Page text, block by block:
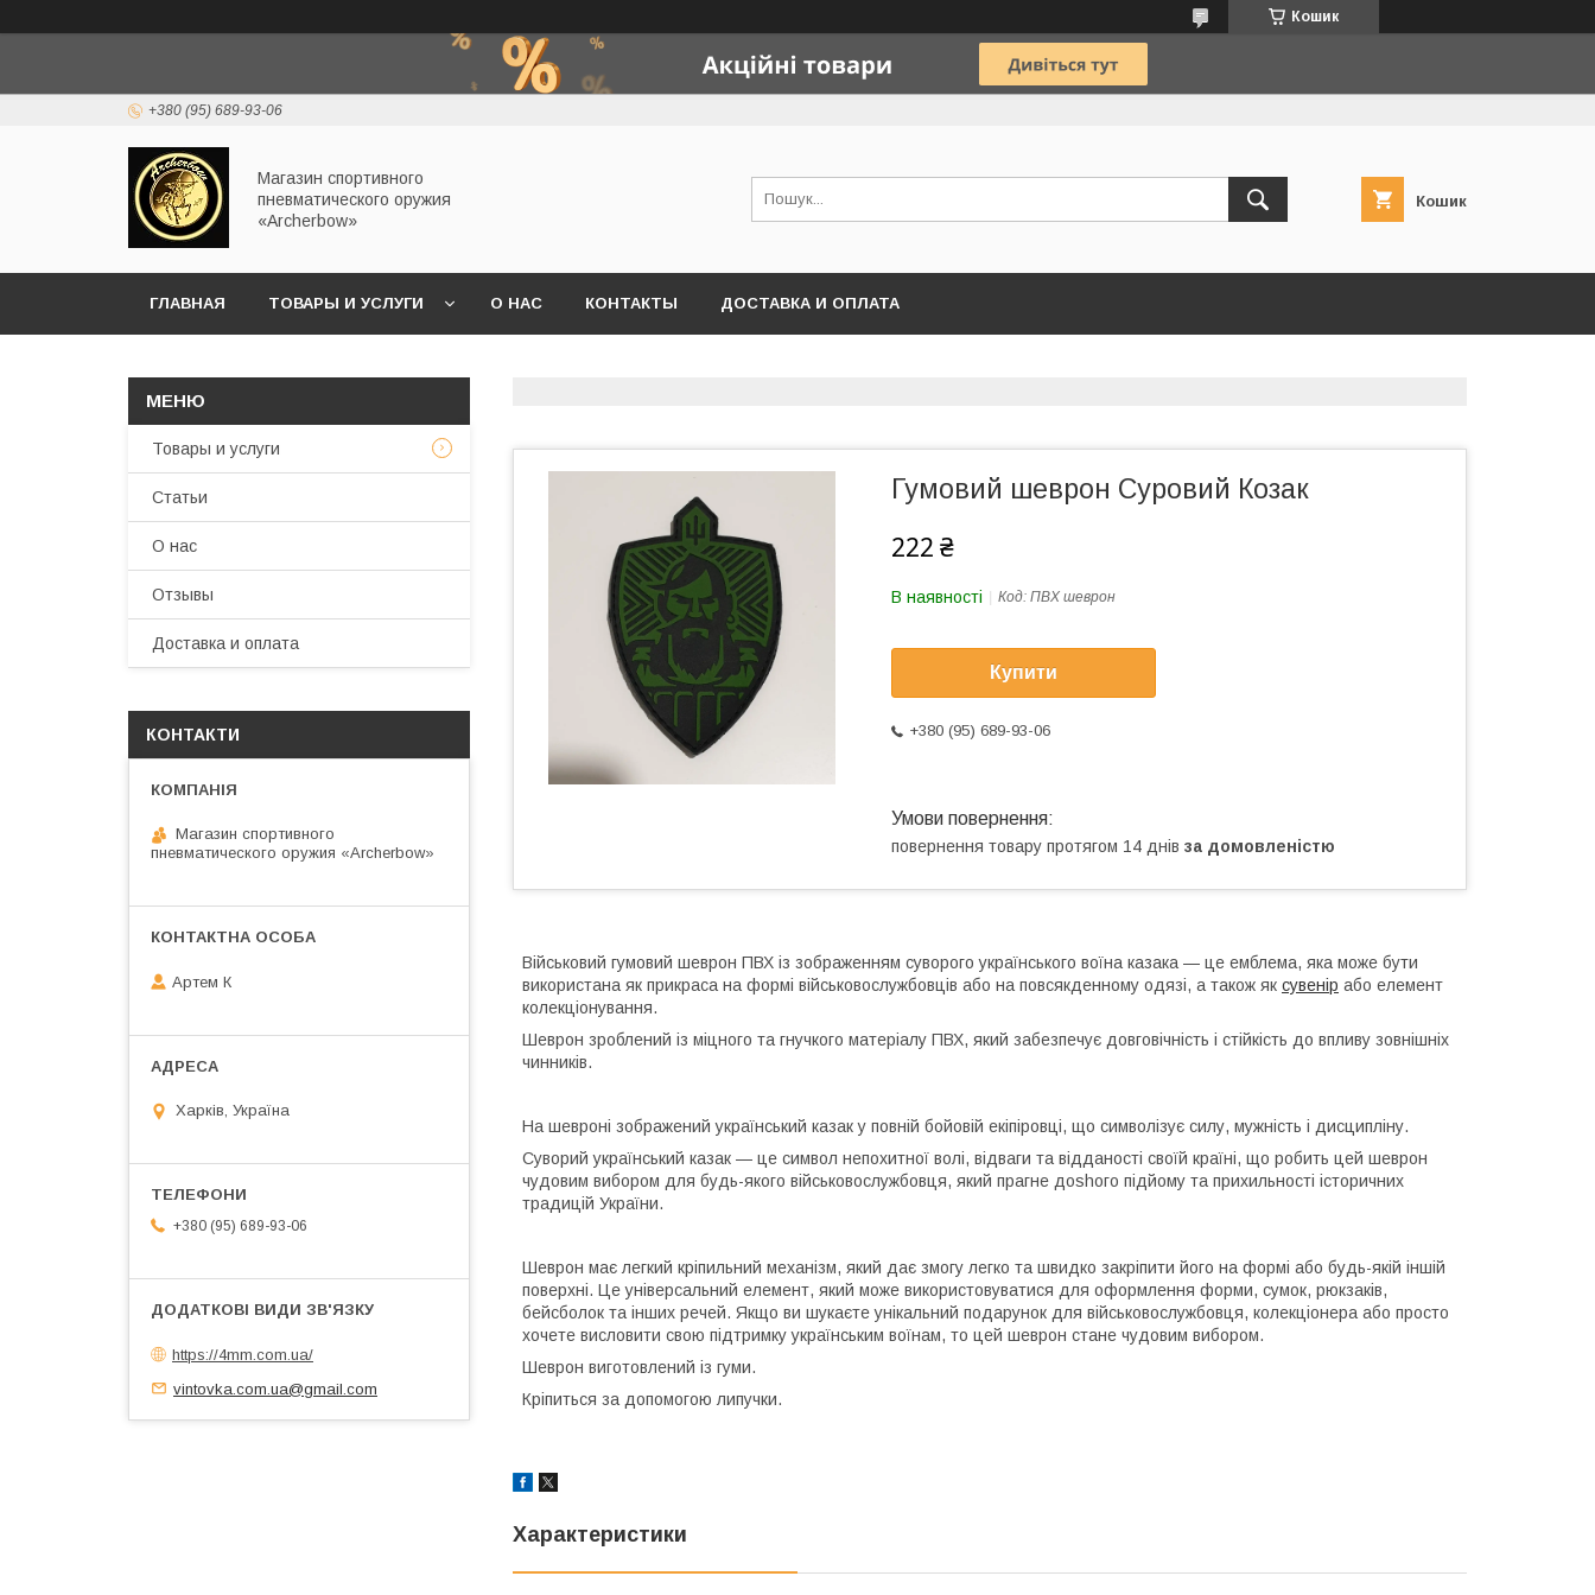
Кошик
+380 (95) 689-93-06
Магазин спортивного
пневматического оружия
«Archerbow»
Кошик
ГЛАВНАЯ ТОВАРЫ И УСЛУГИ О НАС КОНТАКТЫ ДОСТАВКА И ОПЛАТА
Гумовий шеврон Суровий Козак
222 ₴
В наявності Код: ПВХ шеврон
Купити
+380 (95) 689-93-06
повернення товару протягом 14 днів за домовленістю
Військовий гумовий шеврон ПВХ із зображенням суворого українського воїна казака — це емблема, яка може бути
використана як прикраса на формі військовослужбовців або на повсякденному одязі, а також як сувенір або елемент
колекціонування.
Шеврон зроблений із міцного та гнучкого матеріалу ПВХ, який забезпечує довговічність і стійкість до впливу зовнішніх
чинників.
На шевроні зображений український казак у повній бойовій екіпіровці, що символізує силу, мужність і дисципліну.
Суворий український казак — це символ непохитної волі, відваги та відданості своїй країні, що робить цей шеврон
чудовим вибором для будь-якого військовослужбовця, який прагне доshого підйому та прихильності історичних
традицій України.
Шеврон має легкий кріпильний механізм, який дає змогу легко та швидко закріпити його на формі або будь-якій іншій
поверхні. Це універсальний елемент, який може використовуватися для оформлення форми, сумок, рюкзаків,
бейсболок та інших речей. Якщо ви шукаєте унікальний подарунок для військовослужбовця, колекціонера або просто
хочете висловити свою підтримку українським воїнам, то цей шеврон стане чудовим вибором.
Шеврон виготовлений із гуми.
Кріпиться за допомогою липучки.
Характеристики
Товары и услуги
Статьи
О нас
Отзывы
Доставка и оплата
КОНТАКТИ
Магазин спортивного
пневматического оружия «Archerbow»
Артем К
Харків, Україна
+380 (95) 689-93-06
https://4mm.com.ua/
vintovka.com.ua@gmail.com